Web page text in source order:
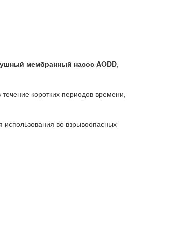
мембранный насос AODD,
коротких периодов времени,
использования во взрывоопасных